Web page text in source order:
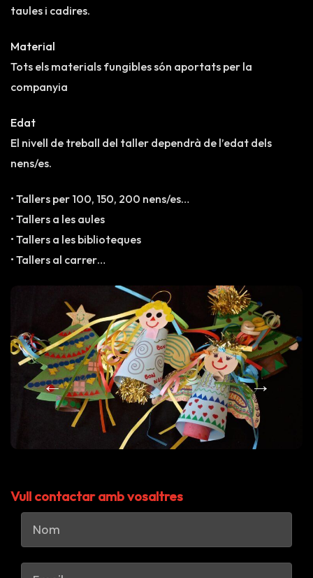
taules i cadires.
Material
Tots els materials fungibles són aportats per la
companyia
Edat
El nivell de treball del taller dependrà de l’edat dels
nens/es.
• Tallers per 100, 150, 200 nens/es…
• Tallers a les aules
• Tallers a les biblioteques
• Tallers al carrer…
Vull contactar amb vosaltres